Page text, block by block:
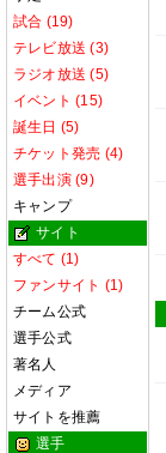
試合 (19)
テレビ放送 (3)
ラジオ放送 (5)
イベント (15)
誕生日 (5)
チケット発売 (4)
選手出演 (9)
キャンプ
サイト
すべて (1)
ファンサイト (1)
チーム公式
選手公式
著名人
メディア
サイトを推薦
選手